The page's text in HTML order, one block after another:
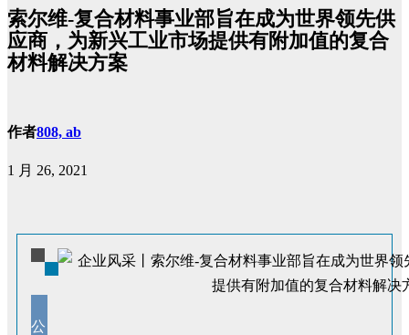
索尔维-复合材料事业部旨在成为世界领先供
应商，为新兴工业市场提供有附加值的复合
材料解决方案
作者808, ab
1 月 26, 2021
公